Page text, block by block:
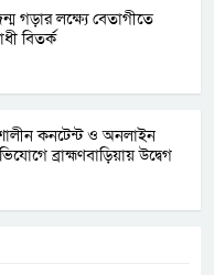
গড়ার লক্ষ্যে বেতাগীতে
বিতর্ক
কনটেন্ট ও অনলাইন
ব্রাহ্মণবাড়িয়ায় উদ্বেগ